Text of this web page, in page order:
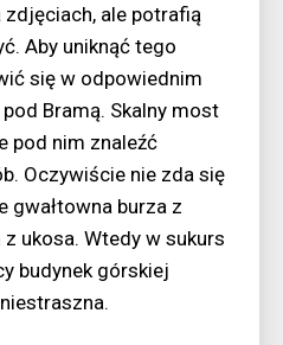
ale potrafią
Aby uniknąć tego
się w odpowiednim
Bramą. Skalny most
pod nim znaleźć
Oczywiście nie zda się
gwałtowna burza z
ukosa. Wtedy w sukurs
budynek górskiej